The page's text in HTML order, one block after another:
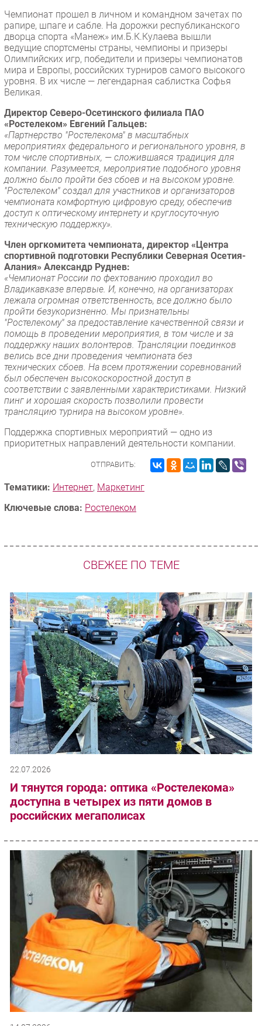
CIO/Управление ИТ
Гаджеты
Здоровье
РАЗДЕЛЫ
Новости
Аналитика
Интервью
Мероприятия
Проекты
IT класс
Тестовый стенд
Каталог компаний
Чемпионат прошел в личном и командном зачетах по
рапире, шпаге и сабле. На дорожки республиканского
дворца спорта «Манеж» им.Б.К.Кулаева вышли
ведущие спортсмены страны, чемпионы и призеры
Олимпийских игр, победители и призеры чемпионатов
мира и Европы, российских турниров самого высокого
уровня. В их числе — легендарная саблистка Софья
Великая.
Директор Северо-Осетинского филиала ПАО
«Ростелеком» Евгений Гальцев:
«Партнерство "Ростелекома" в масштабных
мероприятиях федерального и регионального уровня, в
том числе спортивных, — сложившаяся традиция для
компании. Разумеется, мероприятие подобного уровня
должно было пройти без сбоев и на высоком уровне.
"Ростелеком" создал для участников и организаторов
чемпионата комфортную цифровую среду, обеспечив
доступ к оптическому интернету и круглосуточную
техническую поддержку».
Член оргкомитета чемпионата, директор «Центра
спортивной подготовки Республики Северная Осетия-
Алания» Александр Руднев:
«Чемпионат России по фехтованию проходил во
Владикавказе впервые. И, конечно, на организаторах
лежала огромная ответственность, все должно было
пройти безукоризненно. Мы признательны
"Ростелекому" за предоставление качественной связи и
помощь в проведении мероприятия, в том числе и за
поддержку наших волонтеров. Трансляции поединков
велись все дни проведения чемпионата без
технических сбоев. На всем протяжении соревнований
был обеспечен высокоскоростной доступ в
соответствии с заявленными характеристиками. Низкий
пинг и хорошая скорость позволили провести
трансляцию турнира на высоком уровне».
Поддержка спортивных мероприятий — одно из
приоритетных направлений деятельности компании.
ОТПРАВИТЬ:
Тематики: Интернет, Маркетинг
Ключевые слова: Ростелеком
СВЕЖЕЕ ПО ТЕМЕ
22.07.2026
И тянутся города: оптика «Ростелекома»
доступна в четырех из пяти домов в
российских мегаполисах